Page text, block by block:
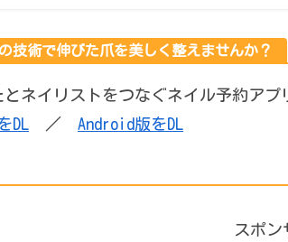
技術で伸びた爪を美しく整えませんか？
とネイリストをつなぐネイル予約アプ
DL
／ Android版をDL
スポン